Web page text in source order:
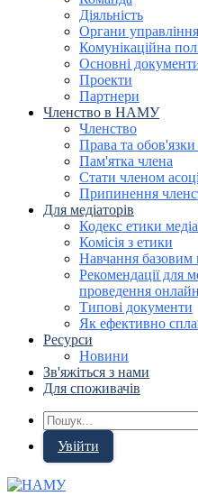
Діяльність
Органи управління
Комунікаційна
Основні
Проекти
Партнери
Членство в НАМУ
Членство
Права та обов'язки
Пам'ятка члена
Стати членом
Припинення
Для медіаторів
Кодекс етики
Комісія з етики
Навчання базовим
Рекомендації для
проведення
Типові документи
Як ефективно
Ресурси
Новини
Зв'яжіться з нами
Для споживачів
Увійти